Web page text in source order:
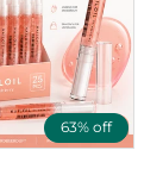
63% off